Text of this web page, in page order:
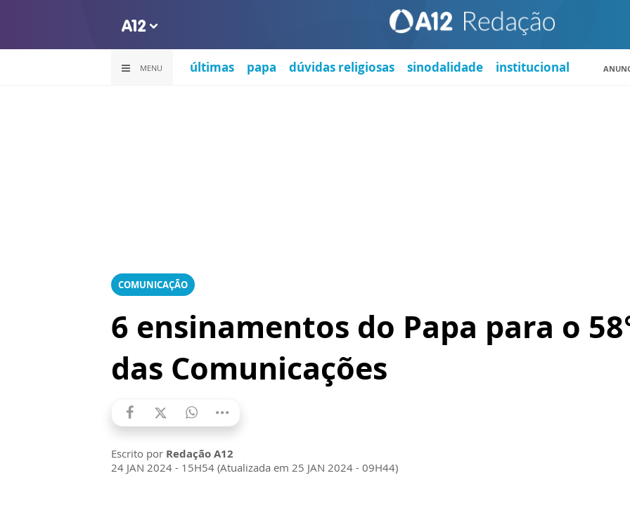
MENU últimas papa dúvidas religiosas sinodalidade institucional
COMUNICAÇÃO
6 ensinamentos do Papa para o
das Comunicações
Escrito por Redação A12
24 JAN 2024 - 15H54 (Atualizada em 25 JAN 2024 - 09H44)